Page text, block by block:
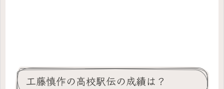
工藤慎作の高校駅伝の成績は？